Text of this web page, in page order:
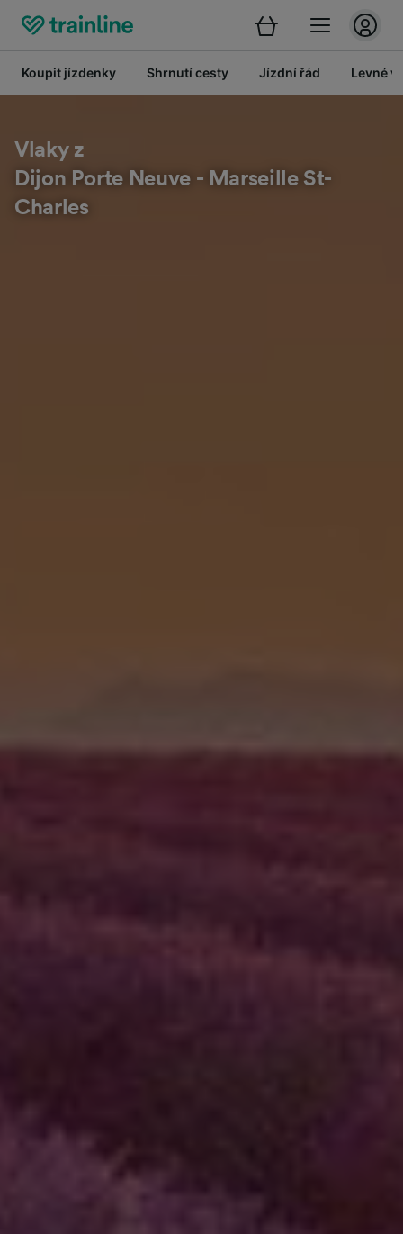
Koupit jízdenky Shrnutí cesty Jízdní řád Levné
Vlaky z
Dijon Porte Neuve - Marseille St-
Charles